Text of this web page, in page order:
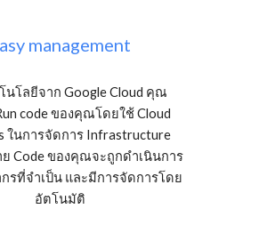
management
นโลยีจาก Google Cloud คุณ
code ของคุณโดยใช้ Cloud
ในการจัดการ Infrastructure
ย Code ของคุณจะถูกดำเนินการ
รที่จำเป็น และมีการจัดการโดย
อัตโนมัติ